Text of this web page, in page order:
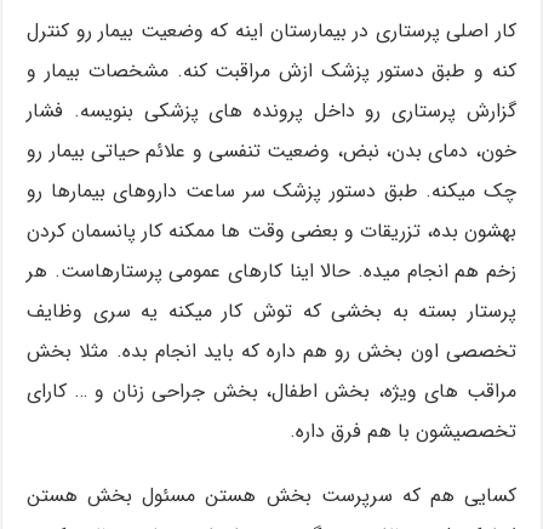
کار اصلی پرستاری در بیمارستان اینه که وضعیت بیمار رو کنترل
کنه و طبق دستور پزشک ازش مراقبت کنه. مشخصات بیمار و
گزارش پرستاری رو داخل پرونده های پزشکی بنویسه. فشار
خون، دمای بدن، نبض، وضعیت تنفسی و علائم حیاتی بیمار رو
چک میکنه. طبق دستور پزشک سر ساعت داروهای بیمارها رو
بهشون بده، تزریقات و بعضی وقت ها ممکنه کار پانسمان کردن
زخم هم انجام میده. حالا اینا کارهای عمومی پرستارهاست. هر
پرستار بسته به بخشی که توش کار میکنه یه سری وظایف
تخصصی اون بخش رو هم داره که باید انجام بده. مثلا بخش
مراقب های ویژه، بخش اطفال، بخش جراحی زنان و … کارای
تخصصیشون با هم فرق داره.
کسایی هم که سرپرست بخش هستن مسئول بخش هستن